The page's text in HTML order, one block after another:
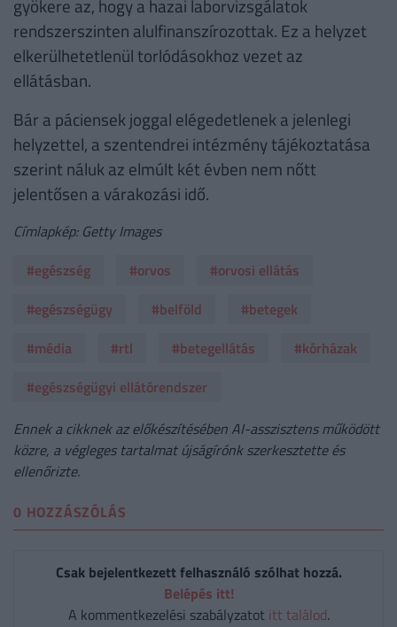
gyökere az, hogy a hazai laborvizsgálatok
rendszerszinten alulfinanszírozottak. Ez a helyzet
elkerülhetetlenül torlódásokhoz vezet az
ellátásban.
Bár a páciensek joggal elégedetlenek a jelenlegi
helyzettel, a szentendrei intézmény tájékoztatása
szerint náluk az elmúlt két évben nem nőtt
jelentősen a várakozási idő.
Címlapkép: Getty Images
#egészség
#orvos
#orvosi ellátás
#egészségügy
#belföld
#betegek
#média
#rtl #betegellátás
#kórházak
#egészségügyi ellátórendszer
Ennek a cikknek az előkészítésében AI-asszisztens működött
közre, a végleges tartalmat újságírónk szerkesztette és
ellenőrizte.
0 HOZZÁSZÓLÁS
Csak bejelentkezett felhasználó szólhat hozzá.
Belépés itt!
A kommentkezelési szabályzatot itt találod.